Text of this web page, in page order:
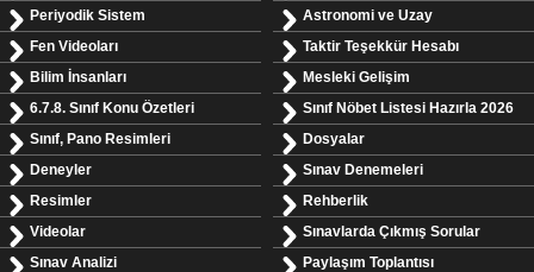
Periyodik Sistem
Fen Videoları
Bilim İnsanları
6.7.8. Sınıf Konu Özetleri
Sınıf, Pano Resimleri
Deneyler
Resimler
Videolar
Sınav Analizi
Astronomi ve Uzay
Taktir Teşekkür Hesabı
Mesleki Gelişim
Sınıf Nöbet Listesi Hazırla 2026
Dosyalar
Sınav Denemeleri
Rehberlik
Sınavlarda Çıkmış Sorular
Paylaşım Toplantısı